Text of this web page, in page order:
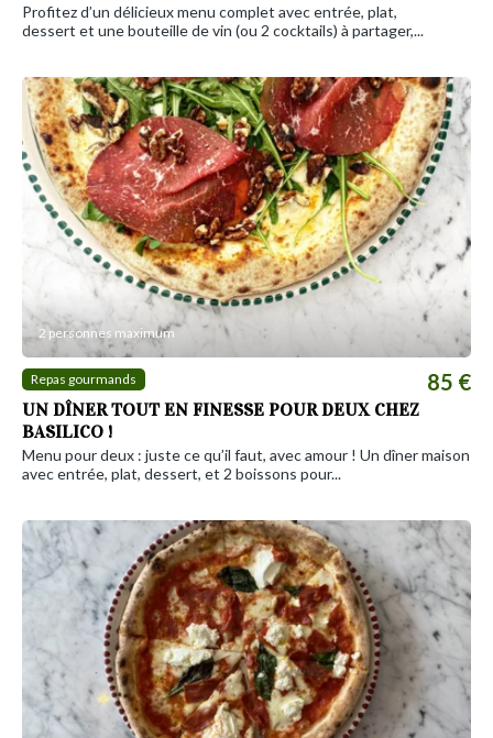
Profitez d’un délicieux menu complet avec entrée, plat,
dessert et une bouteille de vin (ou 2 cocktails) à partager,...
2 personnes maximum
Repas gourmands
UN DÎNER TOUT EN FINESSE POUR DEUX CHEZ
BASILICO !
85 €
Menu pour deux : juste ce qu’il faut, avec amour ! Un dîner maison
avec entrée, plat, dessert, et 2 boissons pour...